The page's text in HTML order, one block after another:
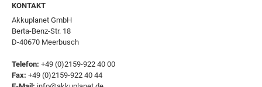
KONTAKT
Akkuplanet GmbH
Berta-Benz-Str. 18
D-40670 Meerbusch
Telefon: +49 (0)2159-922 40 00
Fax: +49 (0)2159-922 40 44